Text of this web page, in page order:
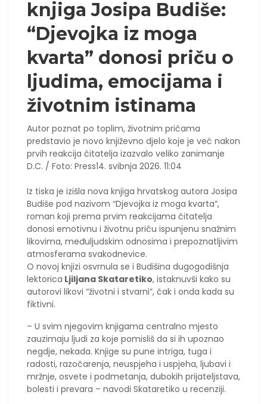
knjiga Josipa Budiše:
“Djevojka iz moga
kvarta” donosi priču o
ljudima, emocijama i
životnim istinama
Autor poznat po toplim, životnim pričama
predstavio je novo književno djelo koje je već nakon
prvih reakcija čitatelja izazvalo veliko zanimanje
D.C. / Foto: Press14. svibnja 2026. 11:04
Iz tiska je izišla nova knjiga hrvatskog autora Josipa
Budiše pod nazivom “Djevojka iz moga kvarta”,
roman koji prema prvim reakcijama čitatelja
donosi emotivnu i životnu priču ispunjenu snažnim
likovima, međuljudskim odnosima i prepoznatljivim
atmosferama svakodnevice.
O novoj knjizi osvrnula se i Budišina dugogodišnja
lektorica Ljiljana Skataretiko, istaknuvši kako su
autorovi likovi “životni i stvarni”, čak i onda kada su
fiktivni.
– U svim njegovim knjigama centralno mjesto
zauzimaju ljudi za koje pomisliš da si ih upoznao
negdje, nekada. Knjige su pune intriga, tuga i
radosti, razočarenja, neuspjeha i uspjeha, ljubavi i
mržnje, osvete i podmetanja, dubokih prijateljstava,
bolesti i prevara – navodi Skataretiko u recenziji.